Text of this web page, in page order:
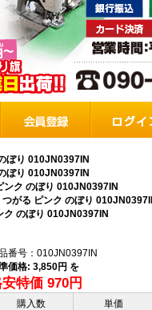
ぼり 010JN0397IN
ぼり 010JN0397IN
ンク のぼり 010JN0397IN
つがる ピンク のぼり
ク のぼり 010JN0397IN
番号：010JN0397IN
価格: 3,850円 を
特価 970円
購入数
単価